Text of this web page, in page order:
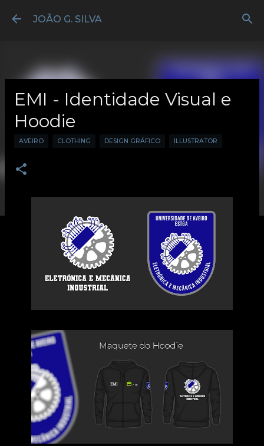
Avançar para o conteúdo principal
JOÃO G. SILVA
EMI - Identidade Visual e
Hoodie
AVEIRO CLOTHING DESIGN GRÁFICO ILLUSTRATOR